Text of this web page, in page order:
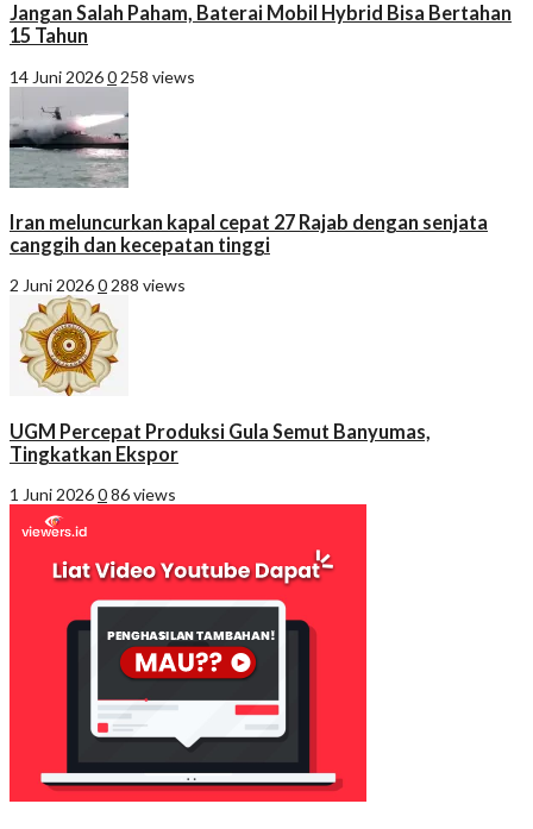
Jangan Salah Paham, Baterai Mobil Hybrid Bisa Bertahan
15 Tahun
14 Juni 20260 258 views
Iran meluncurkan kapal cepat 27 Rajab dengan senjata
canggih dan kecepatan tinggi
2 Juni 20260 288 views
UGM Percepat Produksi Gula Semut Banyumas,
Tingkatkan Ekspor
1 Juni 2026086 views